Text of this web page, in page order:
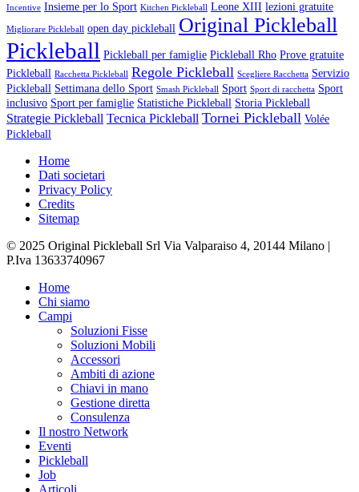
Incentive Insieme per lo Sport Kitchen Pickleball Leone XIII lezioni gratuite
Migliorare Pickleball open day pickleball Original Pickleball
Pickleball Pickleball per famiglie Pickleball Rho Prove gratuite
Pickleball Racchetta Pickleball Regole Pickleball Scegliere Racchetta Servizio
Pickleball Settimana dello Sport Smash Pickleball Sport Sport di racchetta Sport
inclusivo Sport per famiglie Statistiche Pickleball Storia Pickleball
Strategie Pickleball Tecnica Pickleball Tornei Pickleball Volée
Pickleball
Home
Dati societari
Privacy Policy
Credits
Sitemap
© 2025 Original Pickleball Srl Via Valparaiso 4, 20144 Milano |
P.Iva 13633740967
Close
Menu
Home
Chi siamo
Campi
Soluzioni Fisse
Soluzioni Mobili
Accessori
Ambiti di azione
Chiavi in mano
Gestione diretta
Consulenza
Il nostro Network
Eventi
Pickleball
Job
Articoli